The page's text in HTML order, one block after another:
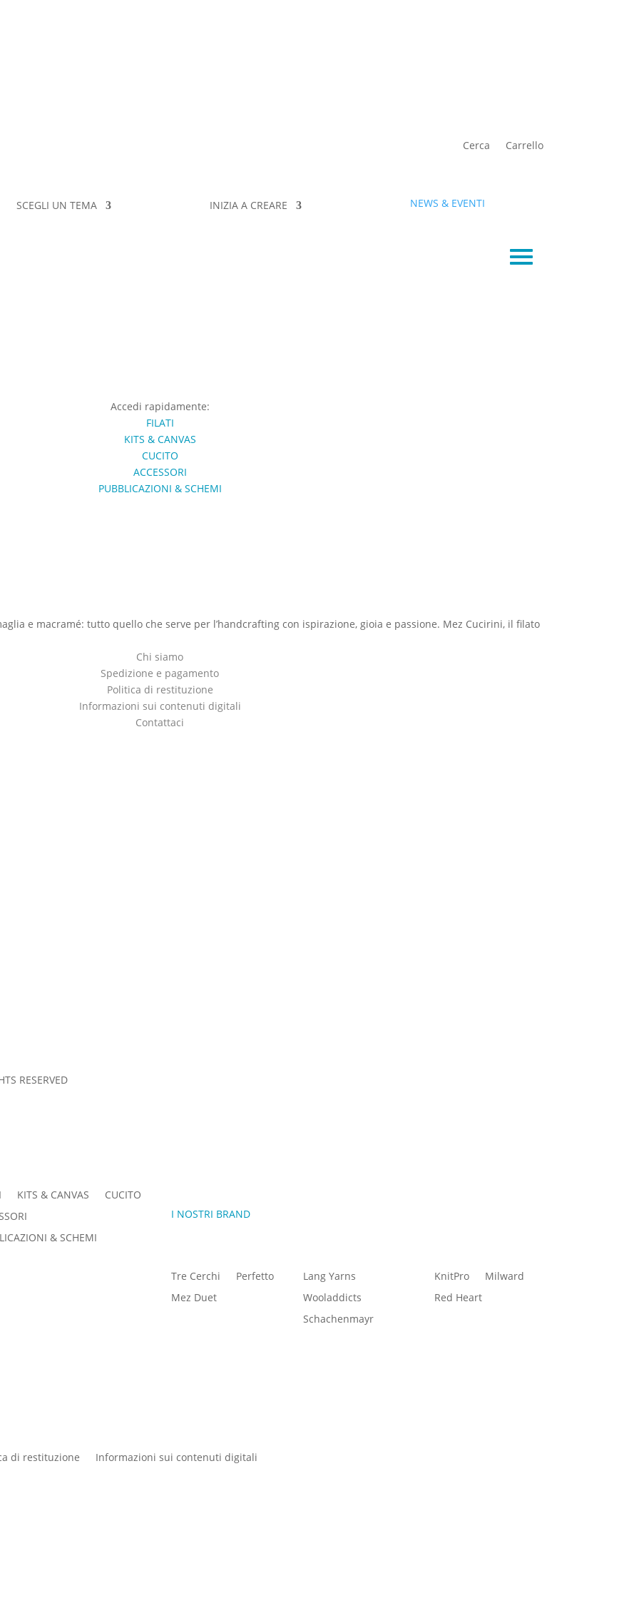
Cerca Carrello
SCEGLI UN TEMA INIZIA A CREARE NEWS & EVENTI
Accedi rapidamente:
FILATI
KITS & CANVAS
CUCITO
ACCESSORI
PUBBLICAZIONI & SCHEMI
e macramé: tutto quello che serve per l’handcrafting con ispirazione, gioia e passione. Mez Cucirini, il filato
Chi siamo
Spedizione e pagamento
Politica di restituzione
Informazioni sui contenuti digitali
Contattaci
RESERVED
KITS & CANVAS
CUCITO
& SCHEMI
I NOSTRI BRAND
Tre Cerchi
Perfetto
Mez Duet
Lang Yarns
Wooladdicts
Schachenmayr
KnitPro
Milward
Red Heart
di restituzione
Informazioni sui contenuti digitali